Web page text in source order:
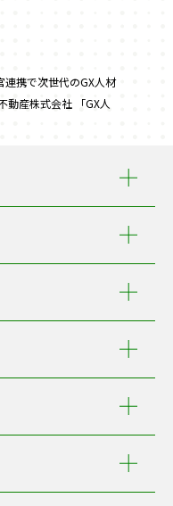
携で次世代のGX人材
動産株式会社 「GX人